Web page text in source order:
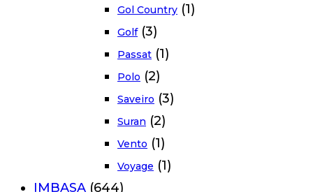
Gol Country (1)
Golf (3)
Passat (1)
Polo (2)
Saveiro (3)
Suran (2)
Vento (1)
Voyage (1)
IMBASA (644)